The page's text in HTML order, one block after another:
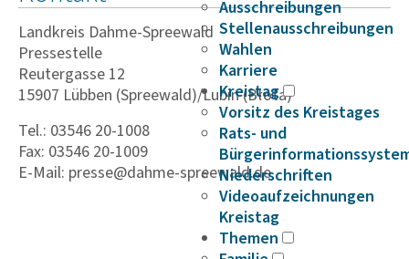
Ausschreibungen
Stellenausschreibungen
Wahlen
Karriere
Kreistag
Vorsitz des Kreistages
Rats- und
Niederschriften
Videoaufzeichnungen
Kreistag
Themen
Landkreis Dahme-Spreewald
Pressestelle
Reutergasse 12
15907 Lübben (Spreewald)/Lubin (Błota)
Tel.: 03546 20-1008
Fax: 03546 20-1009
E-Mail: presse@dahme-spreewald.de